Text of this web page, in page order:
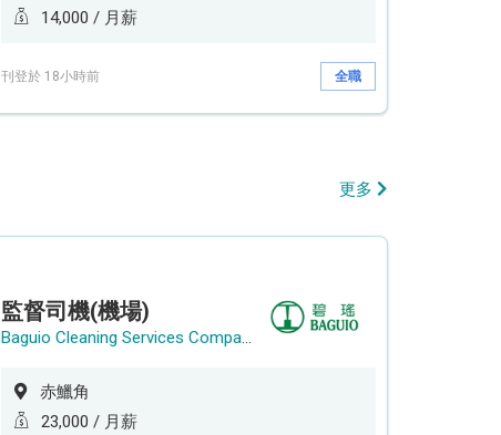
14,000 / 月薪
刊登於 18小時前 全職
更多
監督司機(機場)
Baguio Cleaning Services Company Limited
赤鱲角
23,000 / 月薪